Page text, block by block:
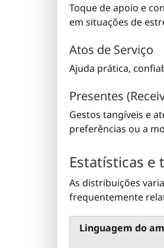
Toque de apoio e
em situações de
Atos de Serviço
Ajuda prática,
Presentes
Gestos tangíveis e
preferências ou a
Estatísticas e
As distribuições
frequentemente
Linguagem do